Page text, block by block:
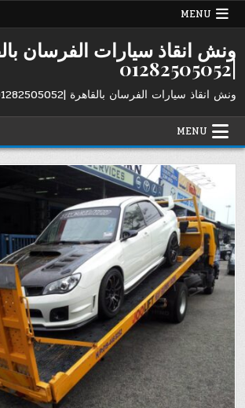
Skip
MENU
ونش انقاذ سيارات الفرسان
|01282505052
ونش انقاذ سيارات الفرسان بالقاهرة |01282505052
MENU